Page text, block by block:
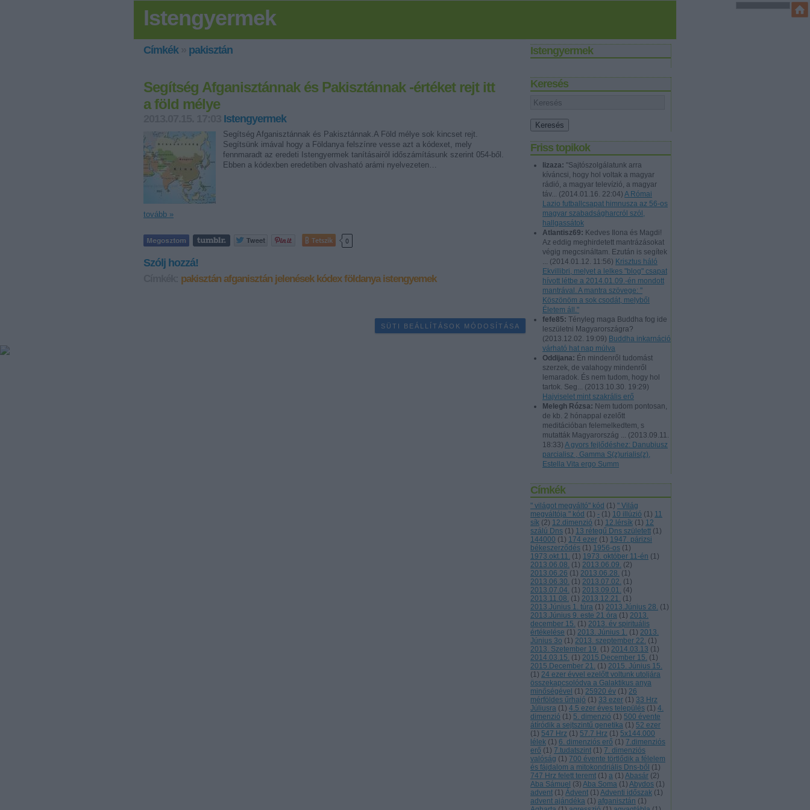
Istengyermek
Istengyermek
Keresés
Friss topikok
lizaza: "Sajtószolgálatunk arra
kíváncsi, hogy hol voltak a magyar
rádió, a magyar televízió, a magyar
táv... (2014.01.16. 22:04) A Római
Lazio futballcsapat himnusza az 56-os
magyar szabadságharcról szól,
hallgassátok
Atlantisz69: Kedves Ilona és Magdi!
Az eddig meghirdetett mantrázásokat
végig megcsináltam. Ezután is segítek
... (2014.01.12. 11:56) Krisztus háló
Ekvillibri, melyet a lelkes "blog" csapat
hívott létbe a 2014.01.09.-én mondott
mantrával. A mantra szövege: "
Köszönöm a sok csodát, melyből
Életem áll."
fefe85: Tényleg maga Buddha fog ide
leszületni Magyarországra?
(2013.12.02. 19:09) Buddha inkarnáció
várható hat nap múlva
Oddijana: Én mindenről tudomást
szerzek, de valahogy mindenről
lemaradok. És nem tudom, hogy hol
tartok. Seg... (2013.10.30. 19:29)
Hajviselet mint szakrális erő
Melegh Rózsa: Nem tudom pontosan,
de kb. 2 hónappal ezelőtt
meditációban felemelkedtem, s
mutatták Magyarország ... (2013.09.11.
18:33) A gyors fejlődéshez: Danubiusz
parcialisz , Gamma S(z)urialis(z),
Estella Vita ergo Summ
Címkék
" világot megváltó" kód (1) " Világ
megváltója " kód (1) - (1) 10 illúzió (1) 11
sík (2) 12.dimenzió (1) 12.lérsík (1) 12
szálú Dns (1) 13 rétegű Dns született (1)
144000 (1) 174 ezer (1) 1947. párizsi
békeszerződés (1) 1956-os (1)
1973.okt.11. (1) 1973. október 11-én (1)
2013.06.08. (1) 2013.06.09. (2)
2013.06.26 (1) 2013.06.28. (1)
2013.06.30. (1) 2013.07.02. (1)
2013.07.04. (1) 2013.09.01. (4)
2013.11.08. (1) 2013.12.21. (1)
2013.Június 1. túra (1) 2013.Június 28. (1)
2013.Június 9. este 21 óra (1) 2013.
december 15. (1) 2013. év spirituális
értékelése (1) 2013. Június 1. (1) 2013.
Június 3o (1) 2013. szeptember 22. (1)
2013. Szetember 19. (1) 2014.03.13 (1)
2014.03.15. (1) 2015.December 15. (1)
2015.December 21. (1) 2015. Június 15.
(1) 24 ezer évvel ezelőtt voltunk utoljára
összekapcsolódva a Galaktikus anya
minőségével (1) 25920 év (1) 26
mérföldes űrhajó (1) 33 ezer (1) 33 Hrz
Júliusra (1) 4.5 ezer éves település (1) 4.
dimenzió (1) 5. dimenzió (1) 500 évente
átíródik a sejtszintű genetika (1) 52 ezer
(1) 547 Hrz (1) 57.7 Hrz (1) 5x144.000
lélek (1) 6. dimenziós erő (1) 7.dimenziós
erő (1) 7.tudatszint (1) 7. dimenziós
valóság (1) 700 évente törtlődik a félelem
és fájdalom a mitokondriális Dns-ből (1)
747 Hrz felett teremt (1) a (1) Abasár (2)
Aba Sámuel (3) Aba Soma (1) Abydos (1)
advent (1) Ádvent (1) Adventi időszak (1)
advent ajándéka (1) afganisztán (1)
Címkék» pakisztán
Segítség Afganisztánnak és Pakisztánnak -értéket rejt itt
a föld mélye
Istengyermek
Segítség Afganisztánnak és Pakisztánnak.A Föld mélye sok kincset rejt.
Segítsünk imával hogy a Földanya felszínre vesse azt a kódexet, mely
fennmaradt az eredeti Istengyermek tanításairól időszámításunk szerint 054-ből.
Ebben a kódexben eredetiben olvasható arámi nyelvezeten…
tovább »
Tetszik 0
Szólj hozzá!
pakisztán afganisztán jelenések kódex földanya istengyemek
SÜTI BEÁLLÍTÁSOK MÓDOSÍTÁSA